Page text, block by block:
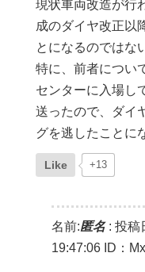
現状車両改造が行
成のダイヤ改正以
とになるのではな
特に、前者につい
センターに入場し
送ったので、ダイ
グを逃したことに
Like +13
名前:匿名: 投稿
19:47:06 ID：